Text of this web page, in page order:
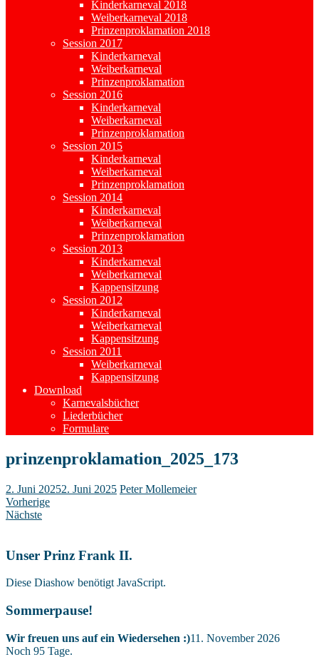
Kinderkarneval 2018
Weiberkarneval 2018
Prinzenproklamation 2018
Session 2017
Kinderkarneval
Weiberkarneval
Prinzenproklamation
Session 2016
Kinderkarneval
Weiberkarneval
Prinzenproklamation
Session 2015
Kinderkarneval
Weiberkarneval
Prinzenproklamation
Session 2014
Kinderkarneval
Weiberkarneval
Prinzenproklamation
Session 2013
Kinderkarneval
Weiberkarneval
Kappensitzung
Session 2012
Kinderkarneval
Weiberkarneval
Kappensitzung
Session 2011
Weiberkarneval
Kappensitzung
Download
Karnevalsbücher
Liederbücher
Formulare
prinzenproklamation_2025_173
2. Juni 20252. Juni 2025 Peter Mollemeier
Vorherige
Nächste
Unser Prinz Frank II.
Diese Diashow benötigt JavaScript.
Sommerpause!
Wir freuen uns auf ein Wiedersehen :)11. November 2026
Noch 95 Tage.